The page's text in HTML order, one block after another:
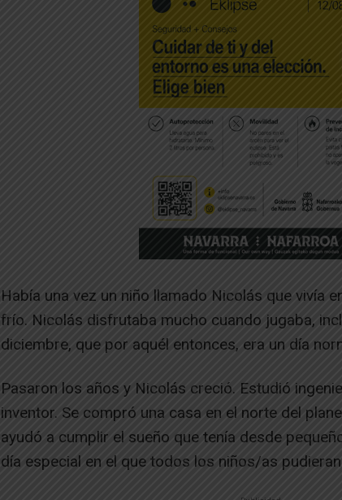
Había una vez un niño llamado Nicolás que vivía
frío. Nicolás disfrutaba mucho cuando jugaba,
diciembre, que por aquél entonces, era un día
Pasaron los años y Nicolás creció. Estudió
inventor. Se compró una casa en el norte del
ayudó a cumplir el sueño que tenía desde
día especial en el que todos los niños/as